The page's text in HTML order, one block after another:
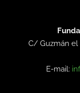
C/ Guzmán
E-mail: